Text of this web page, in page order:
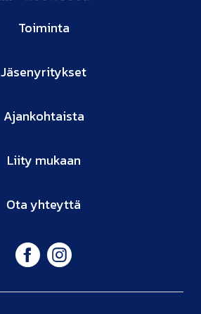
Toiminta
Jäsenyritykset
Ajankohtaista
Liity mukaan
Ota yhteyttä